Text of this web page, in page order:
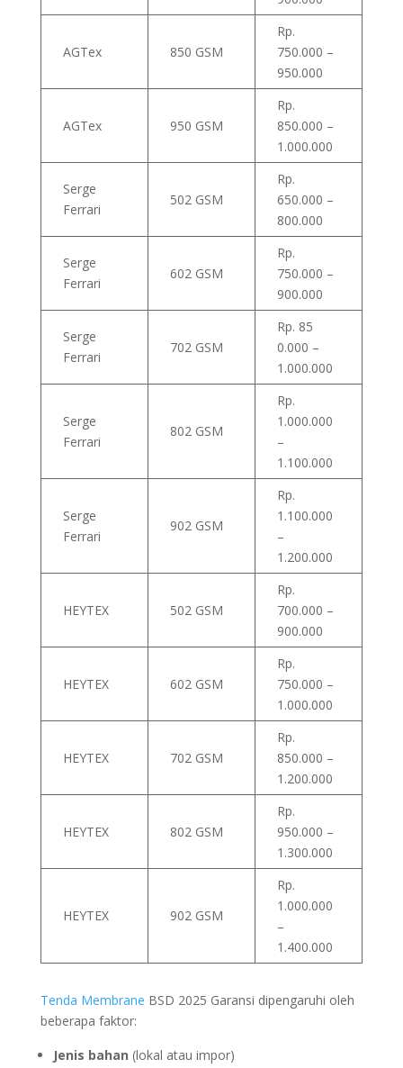
AGTex 850 GSM
Rp.
750.000 –
950.000
AGTex 950 GSM
Rp.
850.000 –
1.000.000
Serge
Ferrari
502 GSM
Rp.
650.000 –
800.000
Serge
Ferrari
602 GSM
Rp.
750.000 –
900.000
Serge
Ferrari
702 GSM
Rp. 85
0.000 –
1.000.000
Serge
Ferrari
802 GSM
Rp.
1.000.000
–
1.100.000
Serge
Ferrari
902 GSM
Rp.
1.100.000
–
1.200.000
HEYTEX 502 GSM
Rp.
700.000 –
900.000
HEYTEX 602 GSM
Rp.
750.000 –
1.000.000
HEYTEX 702 GSM
Rp.
850.000 –
1.200.000
HEYTEX 802 GSM
Rp.
950.000 –
1.300.000
HEYTEX 902 GSM
Rp.
1.000.000
–
1.400.000
Tenda Membrane BSD 2025 Garansi dipengaruhi oleh
beberapa faktor:
Jenis bahan (lokal atau impor)